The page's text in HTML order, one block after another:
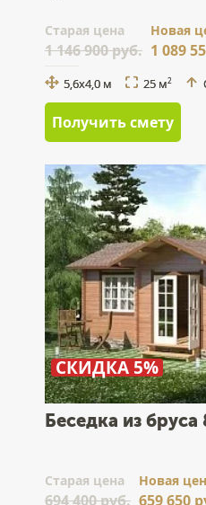
Cтарая цена
1 146 900 руб.
Новая
1 089
5,6x4,0 м 25 м2
Получить смету
СКИДКА 5%
Беседка из
Cтарая цена
694 400 руб.
Новая
659 650